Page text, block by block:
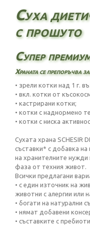
Суха
с прошуто
Супер
Храната се препоръчва
• зрели котки над 1 г.
• вкл. котки от
• кастрирани котки;
• котки с наднормено
• котки с ниска
Сухата храна SCHESIR
съставки* с добавка
на хранителните нужди
фаза от техния живот.
Всички предлагани
• с един източник на
животни с алергии или
• богати на натурални
• нямат добавени
• съставките с